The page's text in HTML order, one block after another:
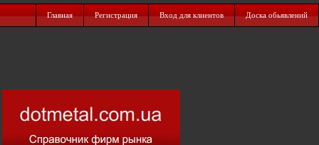
Главная Регистрация Вход для клиентов Доска обьявлений